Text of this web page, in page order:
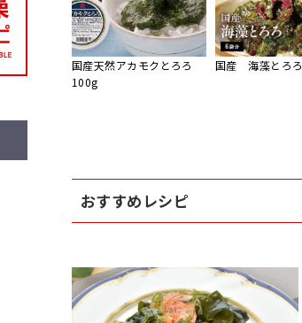
国産天然アカモクとろろ
100g
国産 海藻とろろ
おすすめレシピ